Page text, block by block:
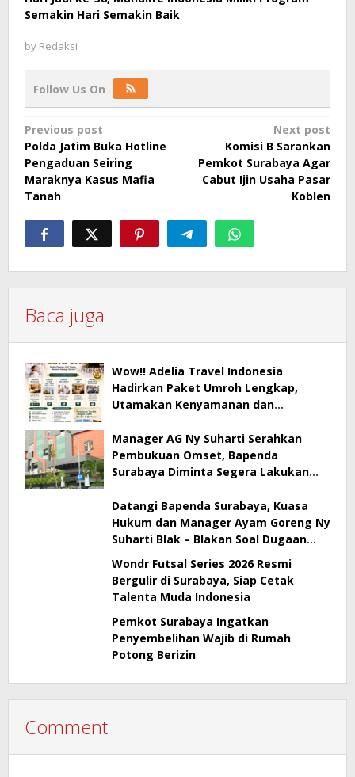
Semakin Hari Semakin Baik
by Redaksi
Follow Us On
Post
navigation
Previous post
Polda Jatim Buka Hotline
Pengaduan Seiring
Maraknya Kasus Mafia
Tanah
Next post
Komisi B Sarankan
Pemkot Surabaya Agar
Cabut Ijin Usaha Pasar
Koblen
Baca juga
Wow!! Adelia Travel Indonesia
Hadirkan Paket Umroh Lengkap,
Utamakan Kenyamanan dan
Manager AG Ny Suharti Serahkan
Pembukuan Omset, Bapenda
Surabaya Diminta Segera Lakukan
Datangi Bapenda Surabaya, Kuasa
Hukum dan Manager Ayam Goreng Ny
Suharti Blak – Blakan Soal Dugaan
Penyimpangan Pajak
Wondr Futsal Series 2026 Resmi
Bergulir di Surabaya, Siap Cetak
Talenta Muda Indonesia
Pemkot Surabaya Ingatkan
Penyembelihan Wajib di Rumah
Potong Berizin
Comment